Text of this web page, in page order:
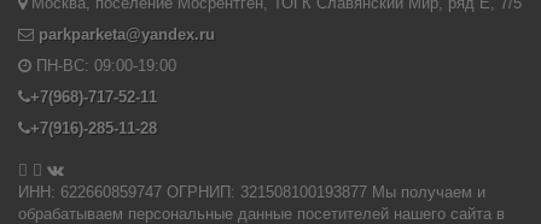
parkparketa@yandex.ru
ПН-ВС: 09:00-19:00
+7(968)-717-52-11
+7(916)-285-11-28
 
ИНН: 622660859747 ОГРНИП: 321508100193877 Мы получаем и
обрабатываем персональные данные посетителей нашего сайта в